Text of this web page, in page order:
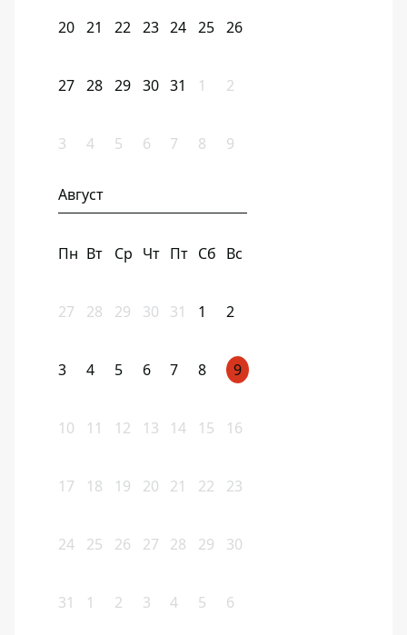
20 21 22 23 24 25 26
27 28 29 30 31 1 2
3 4 5 6 7 8 9
Август
Пн Вт Ср Чт Пт Сб Вс
27 28 29 30 31 1 2
3 4 5 6 7 8 9
10 11 12 13 14 15 16
17 18 19 20 21 22 23
24 25 26 27 28 29 30
31 1 2 3 4 5 6